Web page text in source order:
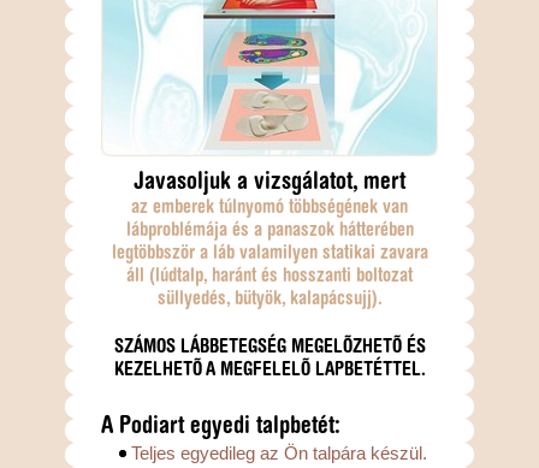
Javasoljuk a vizsgálatot, mert
az emberek túlnyomó többségének van
lábproblémája és a panaszok hátterében
legtöbbször a láb valamilyen statikai zavara
áll (lúdtalp, haránt és hosszanti boltozat
süllyedés, bütyök, kalapácsujj).
SZÁMOS LÁBBETEGSÉG MEGELÕZHETÕ ÉS
KEZELHETÕ A MEGFELELÕ LAPBETÉTTEL.
A Podiart egyedi talpbetét:
Teljes egyedileg az Ön talpára készül.